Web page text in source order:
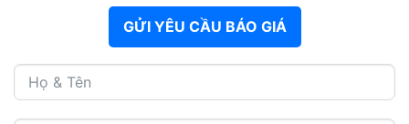
GỬI YÊU CẦU BÁO GIÁ